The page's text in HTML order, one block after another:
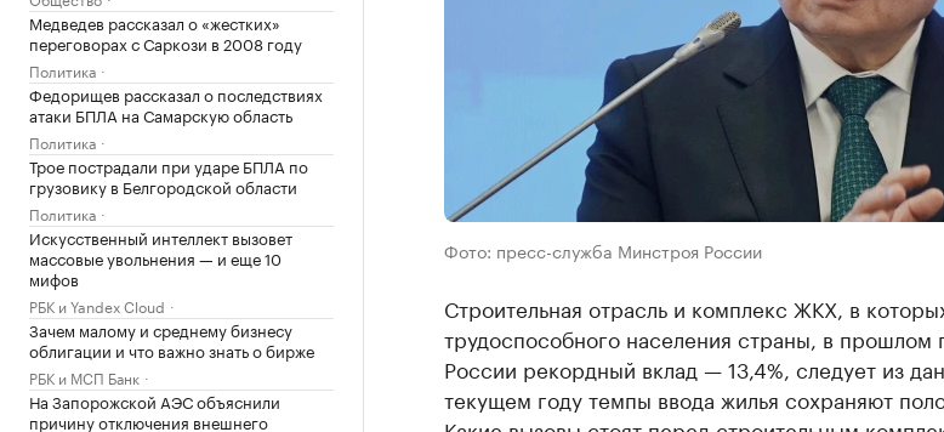
Медведев рассказал о «жестких»
переговорах с Саркози в 2008 году
Политика
Федорищев рассказал о последствиях
атаки БПЛА на Самарскую область
Политика
Трое пострадали при ударе БПЛА по
грузовику в Белгородской области
Политика
Искусственный интеллект вызовет
массовые увольнения — и еще 10
мифов
РБК и Yandex Cloud
Зачем малому и среднему бизнесу
облигации и что важно знать о бирже
РБК и МСП Банк
На Запорожской АЭС объяснили
причину отключения внешнего
Фото: пресс-служба Минстроя России
Строительная отрасль и комплекс ЖКХ, в
трудоспособного населения страны, в прошлом
России рекордный вклад — 13,4%, следует из
текущем году темпы ввода жилья сохраняют